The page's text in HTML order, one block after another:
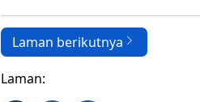
Laman berikutnya
Laman: